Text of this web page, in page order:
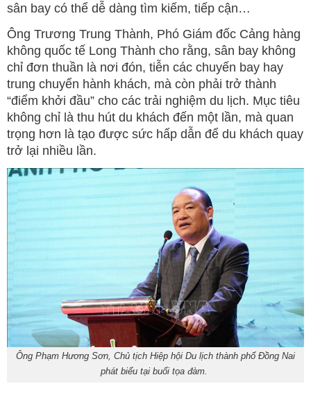
sân bay có thể dễ dàng tìm kiếm, tiếp cận…
Ông Trương Trung Thành, Phó Giám đốc Cảng hàng
không quốc tế Long Thành cho rằng, sân bay không
chỉ đơn thuần là nơi đón, tiễn các chuyến bay hay
trung chuyển hành khách, mà còn phải trở thành
“điểm khởi đầu” cho các trải nghiệm du lịch. Mục tiêu
không chỉ là thu hút du khách đến một lần, mà quan
trọng hơn là tạo được sức hấp dẫn để du khách quay
trở lại nhiều lần.
Ông Phạm Hương Sơn, Chủ tịch Hiệp hội Du lịch thành phố Đồng Nai
phát biểu tại buổi tọa đàm.